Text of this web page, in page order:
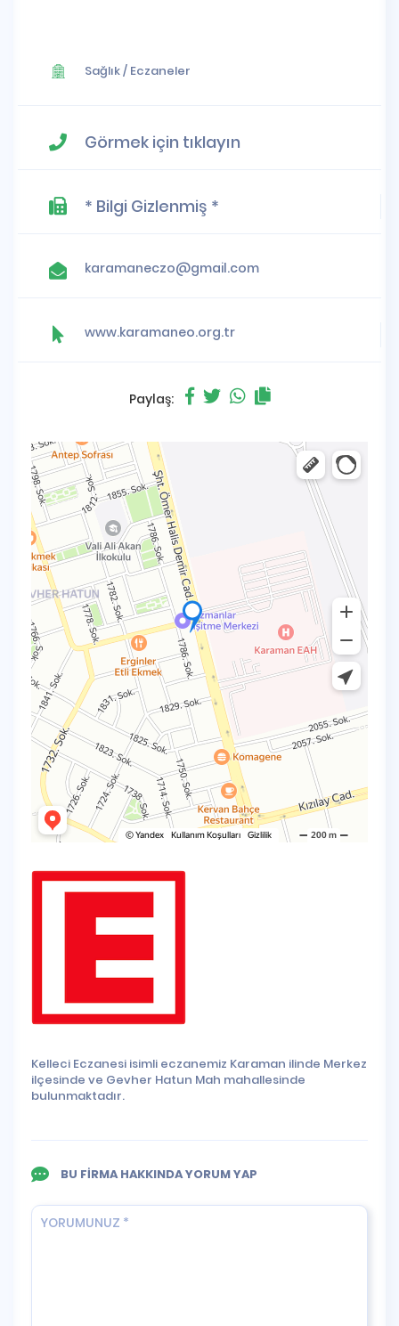
Sağlık/ Eczaneler
Görmek için tıklayın
* Bilgi Gizlenmiş *
karamaneczo@gmail.com
www.karamaneo.org.tr
Paylaş:
Kelleci Eczanesi isimli eczanemiz Karaman ilinde Merkez
ilçesinde ve Gevher Hatun Mah mahallesinde
bulunmaktadır.
BU FİRMA HAKKINDA YORUM YAP